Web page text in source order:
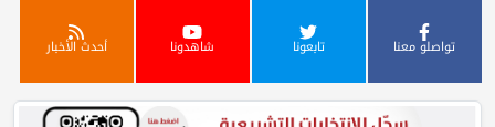
تواصلو معنا تابعونا شاهدونا أحدث الأخبار